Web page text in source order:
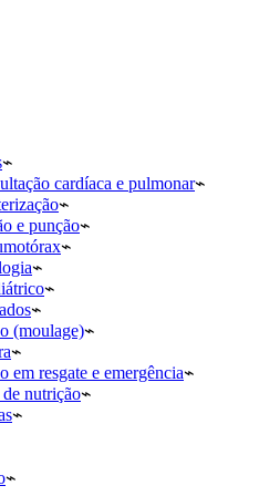
cardíaca e pulmonar
e punção
(moulage)
em resgate e emergência
nutrição